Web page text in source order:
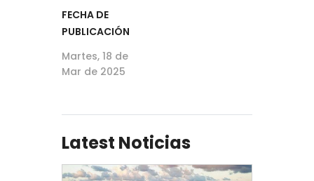
FECHA DE
PUBLICACIÓN
Martes, 18 de
Mar de 2025
Latest Noticias